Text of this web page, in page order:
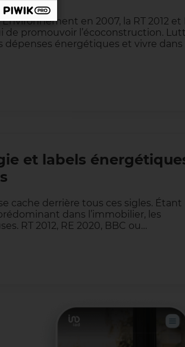
en 2007, la RT 2012 et
promouvoir l’écoconstruction.
énergétiques et vivre dans
et labels
cache derrière tous ces sigles. Étant
dans l’immobilier, les
RT 2012, RE 2020, BBC ou…